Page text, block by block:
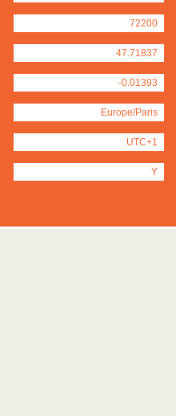
72200
47.71837
-0.01393
Europe/Paris
UTC+1
Y